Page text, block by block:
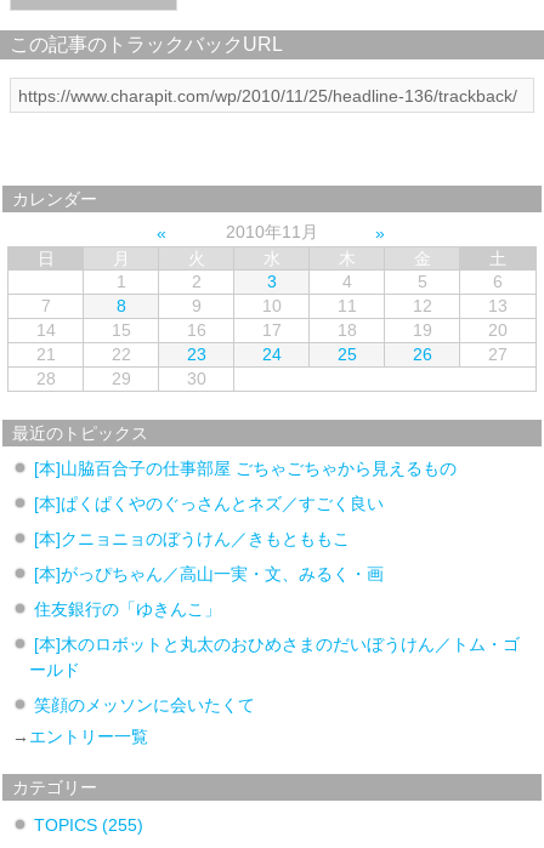
この記事のトラックバックURL
カレンダー
2010年11月
日
月 火 水 木 金
土
1
2 3 4 5
6
7
8 9 10 11 12
13
14
15 16 17 18 19
20
21
22 23 24 25 26
27
28
29 30
最近のトピックス
[本]山脇百合子の仕事部屋 ごちゃごちゃから見えるもの
[本]ぱくぱくやのぐっさんとネズ／すごく良い
[本]クニョニョのぼうけん／きもとももこ
[本]がっぴちゃん／高山一実・文、みるく・画
住友銀行の「ゆきんこ」
[本]木のロボットと丸太のおひめさまのだいぼうけん／トム・ゴ
ールド
笑顔のメッソンに会いたくて
→ エントリー一覧
カテゴリー
TOPICS (255)